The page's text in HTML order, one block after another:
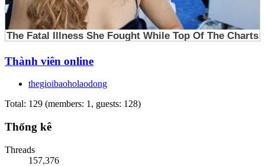
Thành viên online
thegioibaoholaodong
Total: 129 (members: 1, guests: 128)
Thống kê
Threads
157,376